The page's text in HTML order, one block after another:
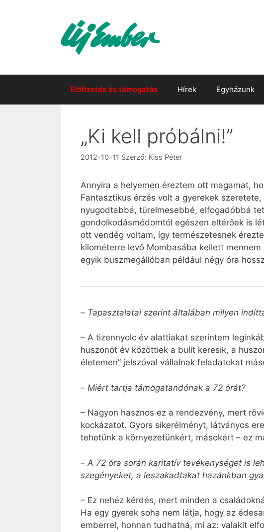
Előfizetés és támogatás Hírek Egyházunk
„Ki kell próbálni!”
2012-10-11 Szerző: Kiss Péter
Annyira a helyemen éreztem ott magamat,
Fantasztikus érzés volt a gyerekek
nyugodtabbá, türelmesebbé, elfogadóbbá
gondolkodásmódomtól egészen eltérőek is
ott vendég voltam, így természetesnek
kilométerre levő Mombasába kellett
egyik buszmegállóban például négy óra
– Tapasztalatai szerint általában milyen
– A tizennyolc év alattiakat szerintem
huszonöt év közöttiek a bulit keresik, a
életemen” jelszóval vállalnak feladatokat
– Miért tartja támogatandónak a 72 órát?
– Nagyon hasznos ez a rendezvény, mert
kockázatot. Gyors sikerélményt, látványos
tehetünk a környezetünkért, másokért – ez
– A 72 óra során karitatív tevékenységet is
szegényeket, a leszakadtakat hazánkban
– Ez nehéz kérdés, mert minden a
Ha egy gyerek soha nem látja, hogy az
emberrel, honnan tudhatná, mi az: valakit